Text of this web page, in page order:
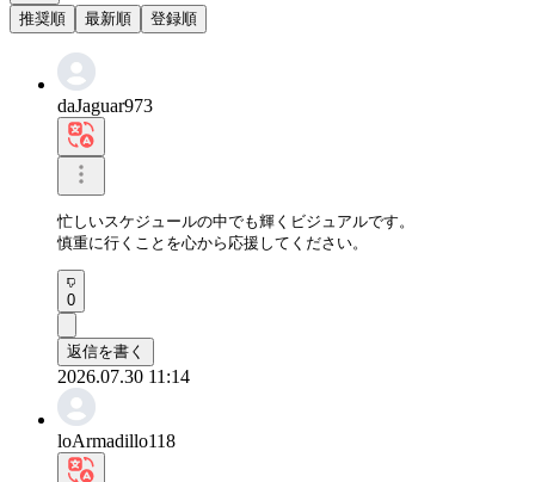
推奨順
最新順 登録順
daJaguar973
忙しいスケジュールの中でも輝くビジュアルです。
慎重に行くことを心から応援してください。
0
返信を書く
2026.07.30 11:14
loArmadillo118